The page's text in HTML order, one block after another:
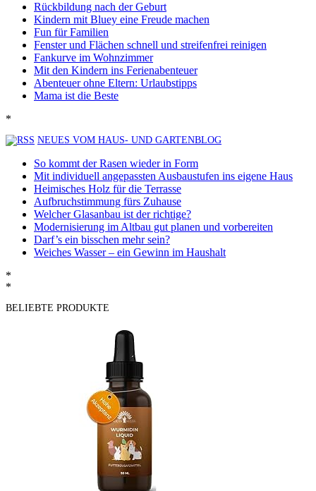
Rückbildung nach der Geburt
Kindern mit Bluey eine Freude machen
Fun für Familien
Fenster und Flächen schnell und streifenfrei reinigen
Fankurve im Wohnzimmer
Mit den Kindern ins Ferienabenteuer
Abenteuer ohne Eltern: Urlaubstipps
Mama ist die Beste
*
NEUES VOM HAUS- UND GARTENBLOG
So kommt der Rasen wieder in Form
Mit individuell angepassten Ausbaustufen ins eigene Haus
Heimisches Holz für die Terrasse
Aufbruchstimmung fürs Zuhause
Welcher Glasanbau ist der richtige?
Modernisierung im Altbau gut planen und vorbereiten
Darf’s ein bisschen mehr sein?
Weiches Wasser – ein Gewinn im Haushalt
*
*
BELIEBTE PRODUKTE